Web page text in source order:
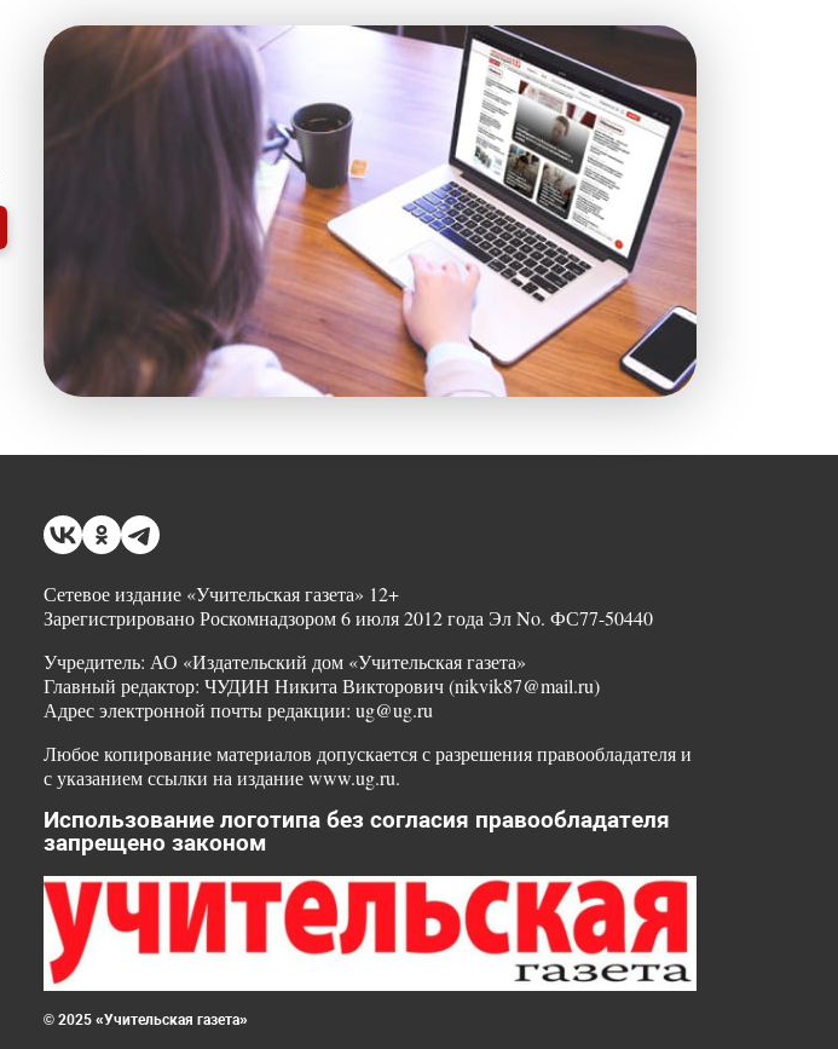
Сетевое издание «Учительская газета» 12+
Зарегистрировано Роскомнадзором 6 июля 2012 года Эл No. ФС77-50440
Учредитель: АО «Издательский дом «Учительская газета»
Главный редактор: ЧУДИН Никита Викторович (nikvik87@mail.ru)
Адрес электронной почты редакции: ug@ug.ru
Любое копирование материалов допускается с разрешения правообладателя и
с указанием ссылки на издание www.ug.ru.
Использование логотипа без согласия правообладателя
запрещено законом
© 2025 «Учительская газета»